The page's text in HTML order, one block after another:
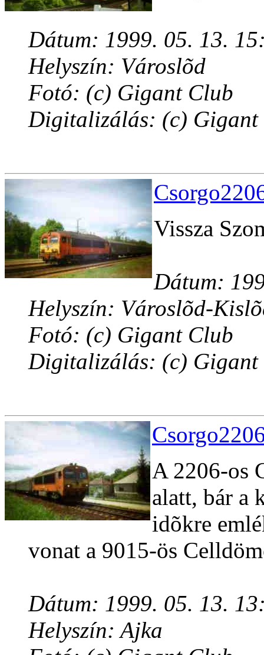
Dátum: 1999. 05. 13.
Helyszín: Városlõd
Fotó: (c) Gigant Club
Digitalizálás: (c) Gigant
Vissza
Dátum:
Helyszín: Városlõd-
Fotó: (c) Gigant Club
Digitalizálás: (c) Gigant
A 2206-os
alatt, bár a
idõkre
vonat a 9015-ös
Dátum: 1999. 05. 13.
Helyszín: Ajka